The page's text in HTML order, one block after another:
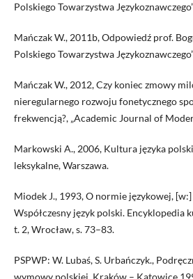
Polskiego Towarzystwa
Mańczak W., 2011b, Odpowiedź prof.
Polskiego Towarzystwa
Mańczak W., 2012, Czy koniec zmowy
nieregularnego rozwoju fonetycznego
frekwencją?, „Academic Journal of
Markowski A., 2006, Kultura języka
leksykalne, Warszawa.
Miodek J., 1993, O normie językowej,
Współczesny język polski. Encyklopedia
t. 2, Wrocław, s. 73–83.
PSPWP: W. Lubaś, S. Urbańczyk.,